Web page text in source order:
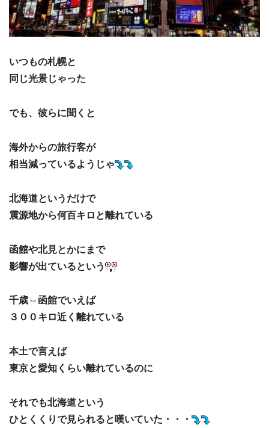
いつもの札幌と
同じ光景じゃった
でも、彼らに聞くと
海外からの旅行客が
相当減っているようじゃ
北海道というだけで
震源地から何百キロと離れている
函館や北見とかにまで
影響が出ているという
千歳⇔函館でいえば
３００キロ近く離れている
本土で言えば
東京と愛知くらい離れているのに
それでも北海道という
ひとくくりで見られると嘆いていた・・・